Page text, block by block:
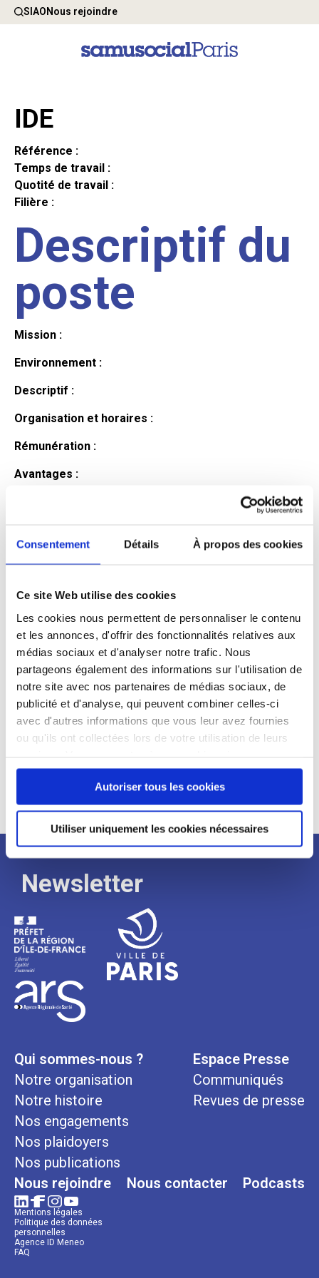
Consentement Détails À propos des cookies
Ce site Web utilise des cookies
Les cookies nous permettent de personnaliser le contenu
et les annonces, d'offrir des fonctionnalités relatives aux
médias sociaux et d'analyser notre trafic. Nous
partageons également des informations sur l'utilisation de
notre site avec nos partenaires de médias sociaux, de
publicité et d'analyse, qui peuvent combiner celles-ci
avec d'autres informations que vous leur avez fournies
ou qu'ils ont collectées lors de votre utilisation de leurs
continuez à utiliser notre site Web.
Autoriser tous les cookies
Utiliser uniquement les cookies nécessaires
SIAONous rejoindre
IDE
Référence :
Temps de travail :
Quotité de travail :
Filière :
Descriptif du
poste
Mission :
Environnement :
Descriptif :
Organisation et horaires :
Rémunération :
Avantages :
candidat
Profil recherché :
Expérience :
Processus
de
recrutement
Newsletter
Qui sommes-nous ?
Notre organisation
Notre histoire
Nos engagements
Nos plaidoyers
Nos publications
Espace Presse
Communiqués
Revues de presse
Nous rejoindre Nous contacter Podcasts
Mentions légales
Politique des données
personnelles
Agence ID Meneo
FAQ